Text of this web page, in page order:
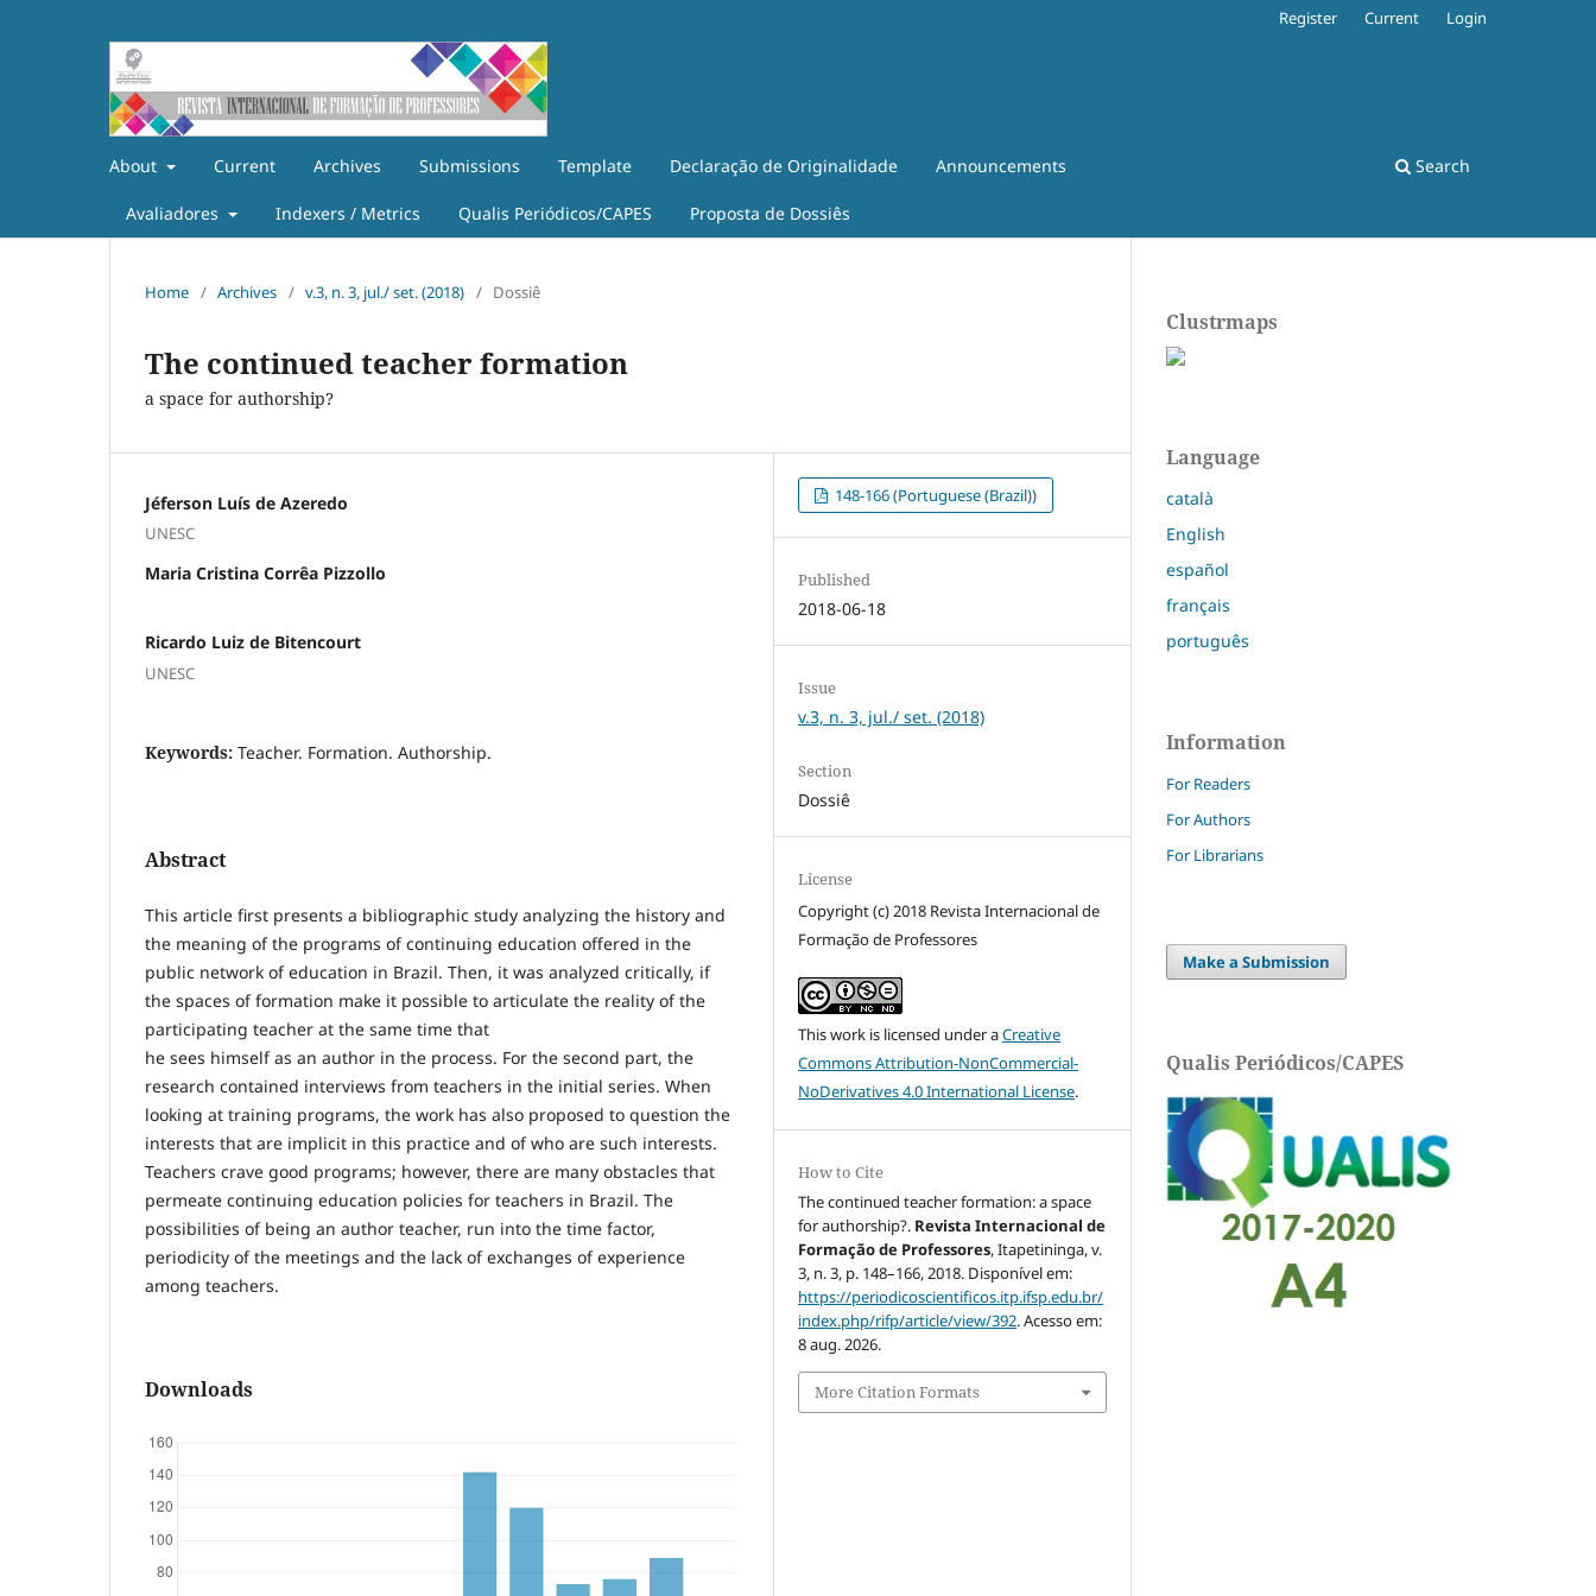
About Current Archives Submissions Template Declaração de Originalidade Announcements
Avaliadores Indexers / Metrics Qualis Periódicos/CAPES Proposta de Dossiês
Search
Register Current Login
Home / Archives / v.3, n. 3, jul./ set. (2018) / Dossiê
The continued teacher formation
a space for authorship?
Jéferson Luís de Azeredo
UNESC
Maria Cristina Corrêa Pizzollo
Ricardo Luiz de Bitencourt
UNESC
Keywords: Teacher. Formation. Authorship.
Abstract
This article first presents a bibliographic study analyzing the history and
the meaning of the programs of continuing education offered in the
public network of education in Brazil. Then, it was analyzed critically, if
the spaces of formation make it possible to articulate the reality of the
participating teacher at the same time that
he sees himself as an author in the process. For the second part, the
research contained interviews from teachers in the initial series. When
looking at training programs, the work has also proposed to question the
interests that are implicit in this practice and of who are such interests.
Teachers crave good programs; however, there are many obstacles that
permeate continuing education policies for teachers in Brazil. The
possibilities of being an author teacher, run into the time factor,
periodicity of the meetings and the lack of exchanges of experience
among teachers.
Downloads
148-166 (Portuguese (Brazil))
Published
2018-06-18
Issue
v.3, n. 3, jul./ set. (2018)
Section
Dossiê
License
Copyright (c) 2018 Revista Internacional de
Formação de Professores
This work is licensed under aCreative
Commons Attribution-NonCommercial-
NoDerivatives 4.0 International License.
How to Cite
The continued teacher formation: a space
for authorship?. Revista Internacional de
Formação de Professores, Itapetininga, v.
3, n. 3, p. 148–166, 2018. Disponível em:
https://periodicoscientificos.itp.ifsp.edu.br/
index.php/rifp/article/view/392. Acesso em:
8 aug. 2026.
More Citation Formats
Clustrmaps
Language
català
English
español
français
português
Information
For Readers
For Authors
For Librarians
Make a Submission
Qualis Periódicos/CAPES